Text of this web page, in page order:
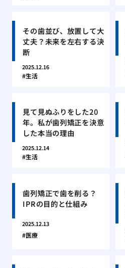
その歯並び、放置して大
丈夫？未来を左右する決
断
2025.12.16
生活
見て見ぬふりをした20
年。私が歯列矯正を決意
した本当の理由
2025.12.14
生活
歯列矯正で歯を削る？
IPRの目的と仕組み
2025.12.13
医療